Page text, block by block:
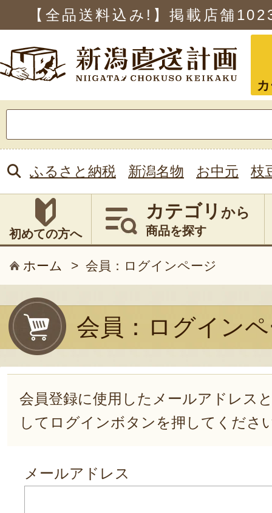
【全品送料込み!】掲載店舗
索:
ふるさと納税 新潟名物 お中元 枝
初めての方へ
カテゴリ から
商品を探す
ホーム > 会員：ログインページ
会員：ログイン
会員登録に使用したメールアドレス
してログインボタンを押してくださ
メールアドレス